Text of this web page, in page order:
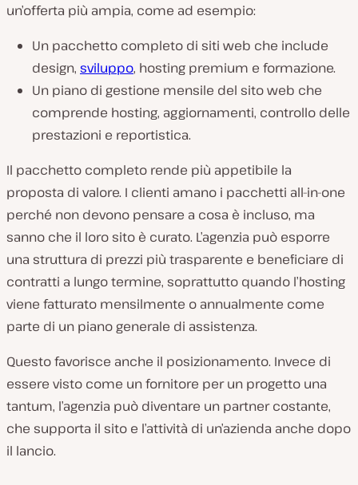
un’offerta più ampia, come ad esempio:
Un pacchetto completo di siti web che include
design, sviluppo, hosting premium e formazione.
Un piano di gestione mensile del sito web che
comprende hosting, aggiornamenti, controllo delle
prestazioni e reportistica.
Il pacchetto completo rende più appetibile la
proposta di valore. I clienti amano i pacchetti all-in-one
perché non devono pensare a cosa è incluso, ma
sanno che il loro sito è curato. L’agenzia può esporre
una struttura di prezzi più trasparente e beneficiare di
contratti a lungo termine, soprattutto quando l’hosting
viene fatturato mensilmente o annualmente come
parte di un piano generale di assistenza.
Questo favorisce anche il posizionamento. Invece di
essere visto come un fornitore per un progetto una
tantum, l’agenzia può diventare un partner costante,
che supporta il sito e l’attività di un’azienda anche dopo
il lancio.